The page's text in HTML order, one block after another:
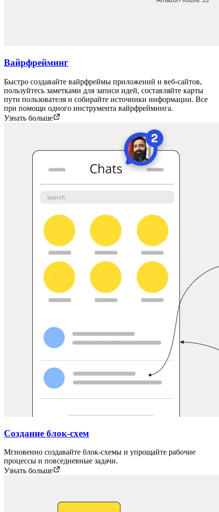
Вайрфрейминг
Быстро создавайте вайрфреймы приложений и веб-сайтов,
пользуйтесь заметками для записи идей, составляйте карты
пути пользователя и собирайте источники информации. Все
при помощи одного инструмента вайрфрейминга.
Узнать больше
Создание блок-схем
Мгновенно создавайте блок-схемы и упрощайте рабочие
процессы и повседневные задачи.
Узнать больше